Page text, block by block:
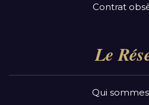
Contrat
Le
Qui